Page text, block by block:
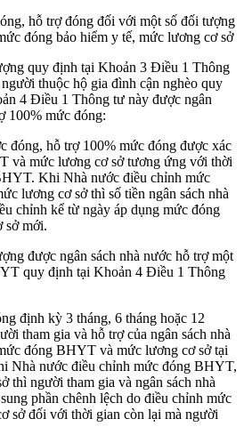
hỗ trợ đóng đối với một số đối tượng
đóng bảo hiểm y tế, mức lương cơ sở
quy định tại Khoản 3 Điều 1 Thông
thuộc hộ gia đình cận nghèo quy
4 Điều 1 Thông tư này được ngân
100% mức đóng:
đóng, hỗ trợ 100% mức đóng được xác
và mức lương cơ sở tương ứng với thời
Khi Nhà nước điều chỉnh mức
lương cơ sở thì số tiền ngân sách nhà
chỉnh kể từ ngày áp dụng mức đóng
sở mới.
được ngân sách nhà nước hỗ trợ một
quy định tại Khoản 4 Điều 1 Thông
định kỳ 3 tháng, 6 tháng hoặc 12
tham gia và hỗ trợ của ngân sách nhà
đóng BHYT và mức lương cơ sở tại
Nhà nước điều chỉnh mức đóng BHYT,
thì người tham gia và ngân sách nhà
phần chênh lệch do điều chỉnh mức
sở đối với thời gian còn lại mà người